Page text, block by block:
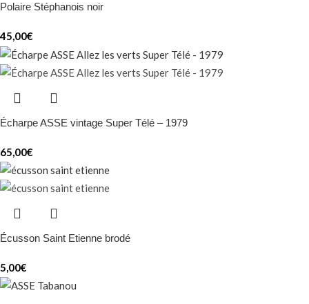
Polaire Stéphanois noir
45,00€
Écharpe ASSE vintage Super Télé – 1979
65,00€
Écusson Saint Etienne brodé
5,00€